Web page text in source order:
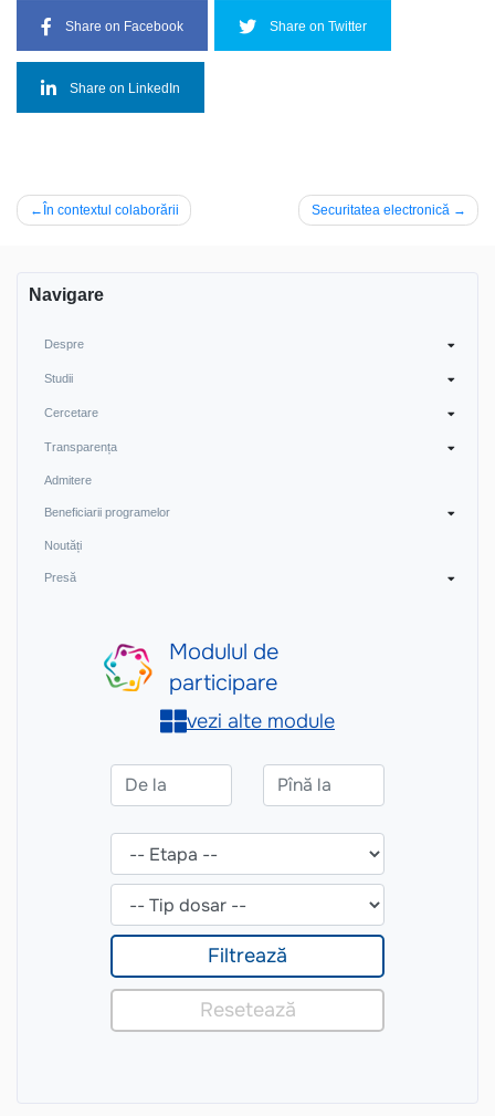
Share on Facebook Share on Twitter
Share on LinkedIn
Navigare
În contextul colaborării Securitatea electronică
Navigare
Despre
Studii
Cercetare
Transparența
Admitere
Beneficiarii programelor
Noutăți
Presă